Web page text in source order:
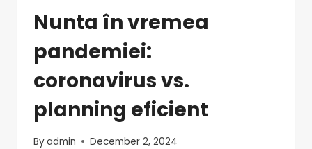
Nunta în vremea
pandemiei:
coronavirus vs.
planning eficient
Byadmin December 2, 2024